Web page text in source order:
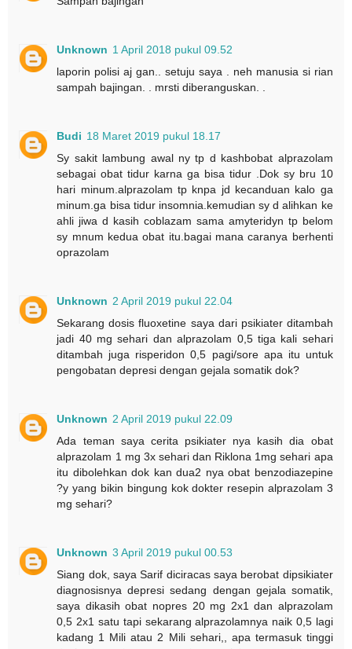
Unknown 1 April 2018 pukul 09.52
laporin polisi aj gan.. setuju saya . neh manusia si rian
sampah bajingan. . mrsti diberanguskan. .
Budi 18 Maret 2019 pukul 18.17
Sy sakit lambung awal ny tp d kashbobat alprazolam
sebagai obat tidur karna ga bisa tidur .Dok sy bru 10
hari minum.alprazolam tp knpa jd kecanduan kalo ga
minum.ga bisa tidur insomnia.kemudian sy d alihkan ke
ahli jiwa d kasih coblazam sama amyteridyn tp belom
sy mnum kedua obat itu.bagai mana caranya berhenti
oprazolam
Unknown 2 April 2019 pukul 22.04
Sekarang dosis fluoxetine saya dari psikiater ditambah
jadi 40 mg sehari dan alprazolam 0,5 tiga kali sehari
ditambah juga risperidon 0,5 pagi/sore apa itu untuk
pengobatan depresi dengan gejala somatik dok?
Unknown 2 April 2019 pukul 22.09
Ada teman saya cerita psikiater nya kasih dia obat
alprazolam 1 mg 3x sehari dan Riklona 1mg sehari apa
itu dibolehkan dok kan dua2 nya obat benzodiazepine
?y yang bikin bingung kok dokter resepin alprazolam 3
mg sehari?
Unknown 3 April 2019 pukul 00.53
Siang dok, saya Sarif diciracas saya berobat dipsikiater
diagnosisnya depresi sedang dengan gejala somatik,
saya dikasih obat nopres 20 mg 2x1 dan alprazolam
0,5 2x1 satu tapi sekarang alprazolamnya naik 0,5 lagi
kadang 1 Mili atau 2 Mili sehari,, apa termasuk tinggi